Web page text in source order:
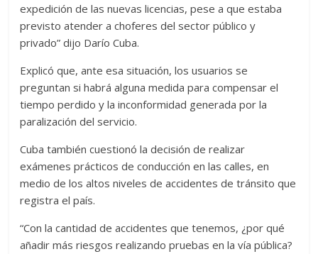
expedición de las nuevas licencias, pese a que estaba
previsto atender a choferes del sector público y
privado” dijo Darío Cuba.
Explicó que, ante esa situación, los usuarios se
preguntan si habrá alguna medida para compensar el
tiempo perdido y la inconformidad generada por la
paralización del servicio.
Cuba también cuestionó la decisión de realizar
exámenes prácticos de conducción en las calles, en
medio de los altos niveles de accidentes de tránsito que
registra el país.
“Con la cantidad de accidentes que tenemos, ¿por qué
añadir más riesgos realizando pruebas en la vía pública?